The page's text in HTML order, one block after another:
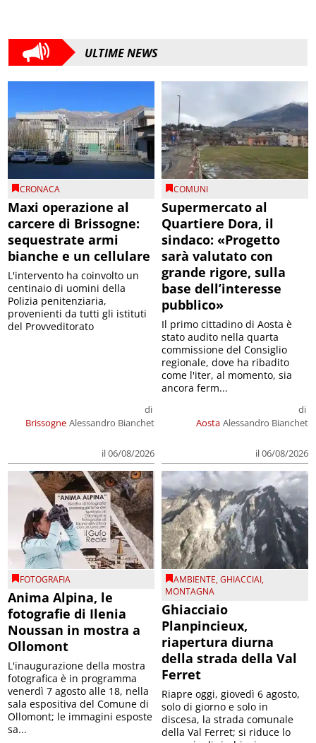
ULTIME NEWS
CRONACA
Maxi operazione al
carcere di Brissogne:
sequestrate armi
bianche e un cellulare
Brissogne
di
Alessandro Bianchet
il 06/08/2026
L'intervento ha coinvolto un
centinaio di uomini della
Polizia penitenziaria,
provenienti da tutti gli istituti
del Provveditorato
COMUNI
Supermercato al
Quartiere Dora, il
sindaco: «Progetto
sarà valutato con
grande rigore, sulla
base dell’interesse
pubblico»
Aosta
di
Alessandro Bianchet
il 06/08/2026
Il primo cittadino di Aosta è
stato audito nella quarta
commissione del Consiglio
regionale, dove ha ribadito
come l'iter, al momento, sia
ancora ferm...
FOTOGRAFIA
Anima Alpina, le
fotografie di Ilenia
Noussan in mostra a
Ollomont
L'inaugurazione della mostra
fotografica è in programma
venerdì 7 agosto alle 18, nella
sala espositiva del Comune di
Ollomont; le immagini esposte
sa...
AMBIENTE,GHIACCIAI,
MONTAGNA
Ghiacciaio
Planpincieux,
riapertura diurna
della strada della Val
Ferret
Riapre oggi, giovedì 6 agosto,
solo di giorno e solo in
discesa, la strada comunale
della Val Ferret; si riduce lo